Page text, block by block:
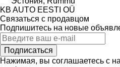
KB AUTO EESTI OÜ
Связаться с продавцом
Подпишитесь на новые
Подписаться
Нажимая, вы соглашаетесь с